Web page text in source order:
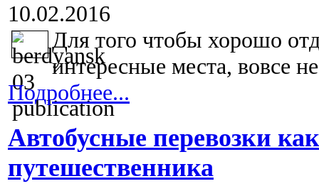
10.02.2016
Для того чтобы хорошо
интересные места, вовсе
Подробнее...
Автобусные перевозки
путешественника